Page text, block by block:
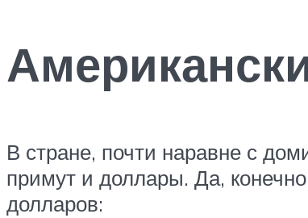
В стране, почти наравне с
примут и доллары. Да,
долларов: